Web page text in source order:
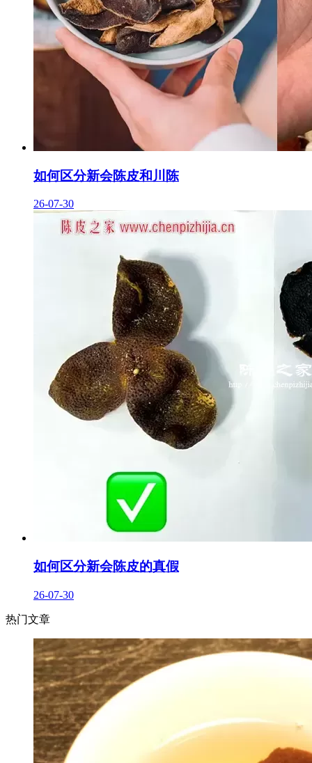
如何区分新会陈皮和川陈
26-07-30
如何区分新会陈皮的真假
26-07-30
热门文章